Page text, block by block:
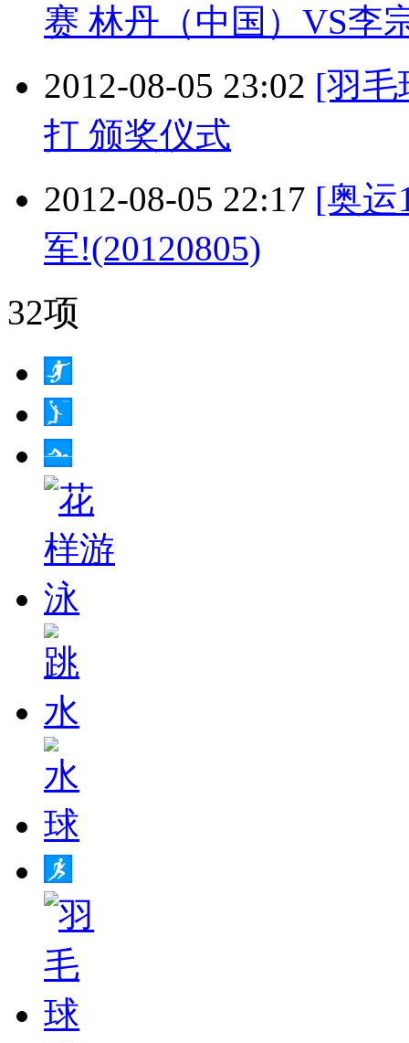
赛 林丹（中国）VS李
2012-08-05 23:02 [羽毛
打 颁奖仪式
2012-08-05 22:17 [奥运
军!(20120805)
32项